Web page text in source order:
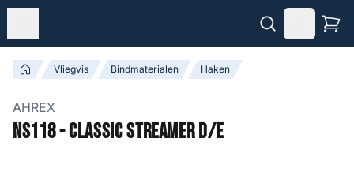
Vliegvis Bindmaterialen Haken
AHREX
NS118 - Classic Streamer D/E